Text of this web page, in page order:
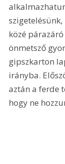
közé
önmetsző
gipszkarton
irányba.
aztán a ferde
hogy ne